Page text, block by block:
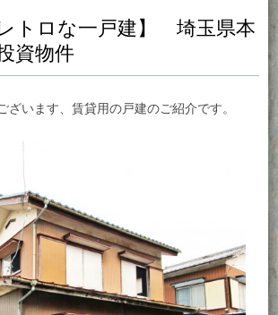
レトロな一戸建】 埼玉県本
資物件
ざいます、賃貸用の戸建のご紹介です。